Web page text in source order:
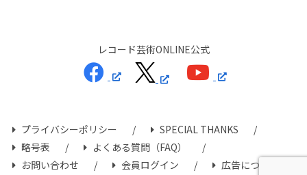
レコード芸術ONLINE公式
プライバシーポリシー
SPECIAL THANKS
略号表
よくある質問（FAQ）
お問い合わせ
会員ログイン 広告について